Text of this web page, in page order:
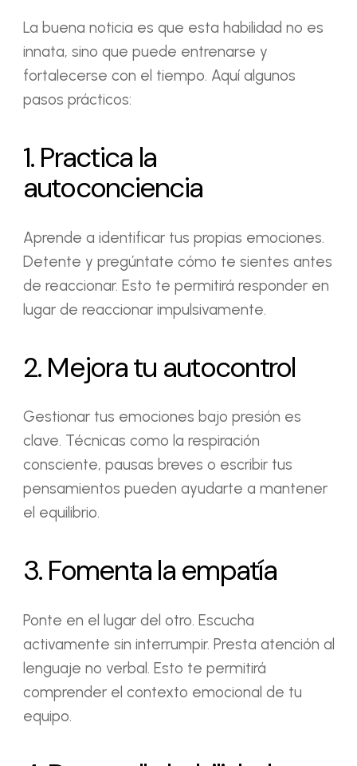
La buena noticia es que esta habilidad no es
innata, sino que puede entrenarse y
fortalecerse con el tiempo. Aquí algunos
pasos prácticos:
1. Practica la
autoconciencia
Aprende a identificar tus propias emociones.
Detente y pregúntate cómo te sientes antes
de reaccionar. Esto te permitirá responder en
lugar de reaccionar impulsivamente.
2. Mejora tu autocontrol
Gestionar tus emociones bajo presión es
clave. Técnicas como la respiración
consciente, pausas breves o escribir tus
pensamientos pueden ayudarte a mantener
el equilibrio.
3. Fomenta la empatía
Ponte en el lugar del otro. Escucha
activamente sin interrumpir. Presta atención al
lenguaje no verbal. Esto te permitirá
comprender el contexto emocional de tu
equipo.